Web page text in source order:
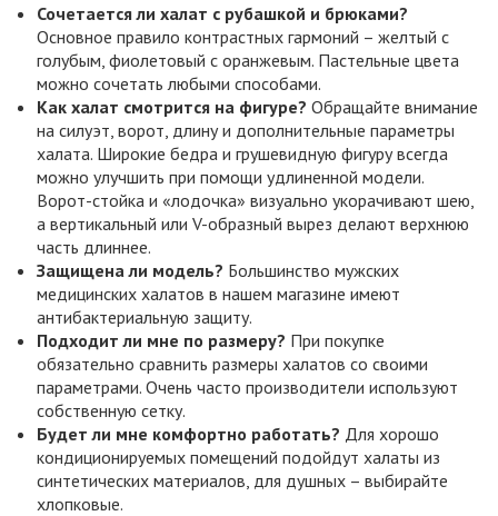
Сочетается ли халат с рубашкой и брюками?
Основное правило контрастных гармоний – желтый с
голубым, фиолетовый с оранжевым. Пастельные цвета
можно сочетать любыми способами.
Как халат смотрится на фигуре? Обращайте внимание
на силуэт, ворот, длину и дополнительные параметры
халата. Широкие бедра и грушевидную фигуру всегда
можно улучшить при помощи удлиненной модели.
Ворот-стойка и «лодочка» визуально укорачивают шею,
а вертикальный или V-образный вырез делают верхнюю
часть длиннее.
Защищена ли модель? Большинство мужских
медицинских халатов в нашем магазине имеют
антибактериальную защиту.
Подходит ли мне по размеру? При покупке
обязательно сравнить размеры халатов со своими
параметрами. Очень часто производители используют
собственную сетку.
Будет ли мне комфортно работать? Для хорошо
кондиционируемых помещений подойдут халаты из
синтетических материалов, для душных – выбирайте
хлопковые.